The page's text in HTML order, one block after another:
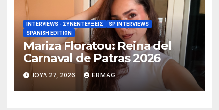
INTERVIEWS - ΣΥΝΕΝΤΕΎΞΕΙΣ
SP INTERVIEWS
SPANISH EDITION
Mariza Floratou: Reina del
Carnaval de Patras 2026
ΙΟΎΛ 27, 2026 ERMAG